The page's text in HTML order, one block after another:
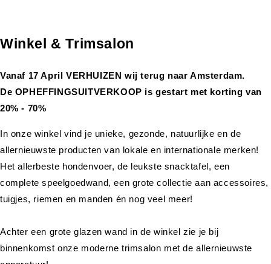
Winkel & Trimsalon
Vanaf 17 April VERHUIZEN wij terug naar Amsterdam.
De OPHEFFINGSUITVERKOOP is gestart met korting van
20% - 70%
In onze winkel vind je unieke, gezonde, natuurlijke en de
allernieuwste producten van lokale en internationale merken!
Het allerbeste hondenvoer, de leukste snacktafel, een
complete speelgoedwand, een grote collectie aan accessoires,
tuigjes, riemen en manden én nog veel meer!
Achter een grote glazen wand in de winkel zie je bij
binnenkomst onze moderne trimsalon met de allernieuwste